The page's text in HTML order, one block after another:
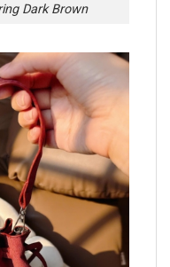
Dark Brown